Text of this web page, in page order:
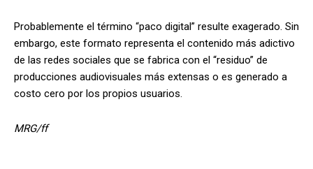
Probablemente el término “paco digital” resulte exagerado. Sin
embargo, este formato representa el contenido más adictivo
de las redes sociales que se fabrica con el “residuo” de
producciones audiovisuales más extensas o es generado a
costo cero por los propios usuarios.
MRG/ff